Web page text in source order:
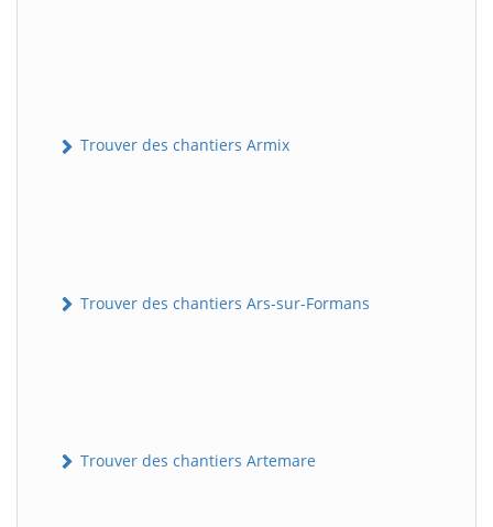
Trouver des chantiers Armix
Trouver des chantiers Ars-sur-Formans
Trouver des chantiers Artemare